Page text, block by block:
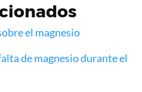
el magnesio
de magnesio durante el